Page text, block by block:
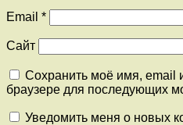
Email *
Сайт
Сохранить моё имя, email
браузере для последующих
Уведомить меня о новых